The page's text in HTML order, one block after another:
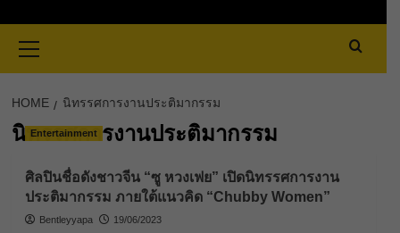
Menu
HOME นิทรรศการงานประติมากรรม
นิทรรศการงานประติมากรรม
Entertainment
ศิลปินชื่อดังชาวจีน “ซู หวงเฟย” เปิดนิทรรศการงาน
ประติมากรรม ภายใต้แนวคิด “Chubby Women”
Bentleyyapa 19/06/2023